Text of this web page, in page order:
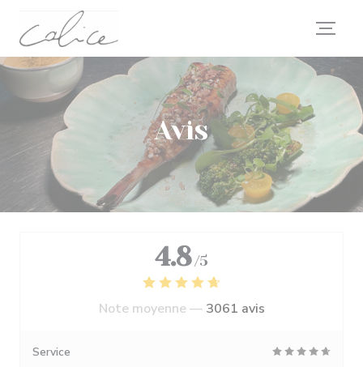
Personnalisation de vos choix en matière de cookies
Avis
4.8 /5
Note moyenne — 3061 avis
Service